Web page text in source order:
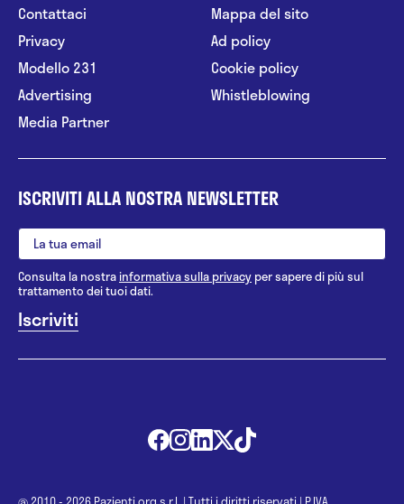
Contattaci
Privacy
Modello 231
Advertising
Media Partner
Mappa del sito
Ad policy
Cookie policy
Whistleblowing
ISCRIVITI ALLA NOSTRA NEWSLETTER
Consulta la nostrainformativa sulla privacy per sapere di più sul
trattamento dei tuoi dati.